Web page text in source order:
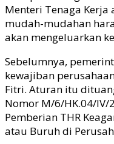
Menteri Tenaga Kerja
mudah-mudahan
akan mengeluarkan
Sebelumnya,
kewajiban
Fitri. Aturan itu
Nomor M/6/HK.04/IV/
Pemberian THR
atau Buruh di